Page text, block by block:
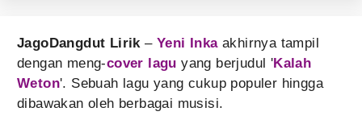
JagoDangdut Lirik–Yeni Inkaakhirnya tampil
dengan meng-cover lagu yang berjudul 'Kalah
Weton'. Sebuah lagu yang cukup populer hingga
dibawakan oleh berbagai musisi.